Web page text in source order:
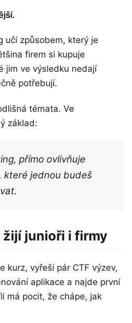
učí způsobem, který je
firem si kupuje
jim ve výsledku nedají
potřebují.
témata. Ve
základ:
přímo ovlivňuje
které jednou budeš
žijí junioři i firmy
kurz, vyřeší pár CTF výzev,
aplikace a najde první
má pocit, že chápe, jak